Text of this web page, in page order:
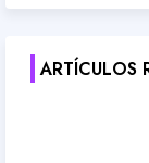
ARTÍCULOS